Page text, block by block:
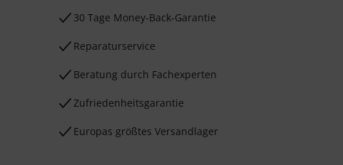
30 Tage Money-Back-Garantie
Reparaturservice
Beratung durch Fachexperten
Zufriedenheitsgarantie
Europas größtes Versandlager